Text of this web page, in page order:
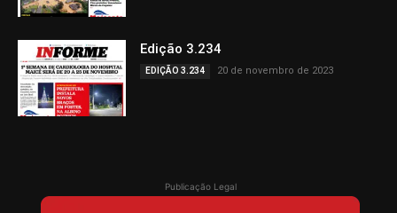
Edição 3.234
EDIÇÃO 3.234 20 de novembro de 2023
Publicação Legal